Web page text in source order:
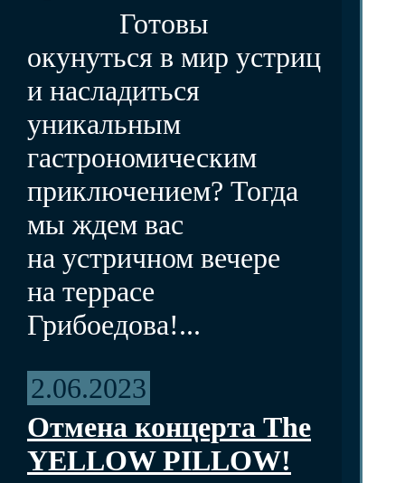
Готовы
окунуться в мир устриц
и насладиться
уникальным
гастрономическим
приключением? Тогда
мы ждем вас
на устричном вечере
на террасе
Грибоедова!...
2.06.2023
Отмена концерта The
YELLOW PILLOW!